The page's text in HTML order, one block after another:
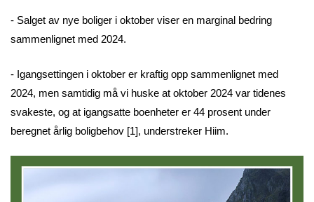
- Salget av nye boliger i oktober viser en marginal bedring
sammenlignet med 2024.
- Igangsettingen i oktober er kraftig opp sammenlignet med
2024, men samtidig må vi huske at oktober 2024 var tidenes
svakeste, og at igangsatte boenheter er 44 prosent under
beregnet årlig boligbehov [1], understreker Hiim.